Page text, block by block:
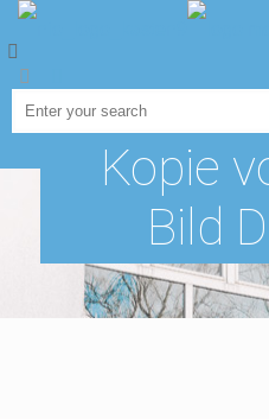
Kopie
Bild